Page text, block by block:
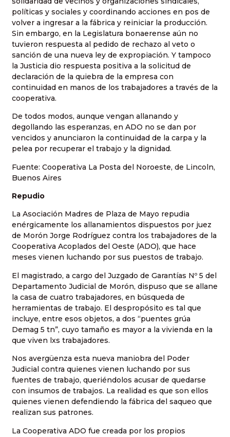
políticas y sociales y coordinando acciones en pos de
volver a ingresar a la fábrica y reiniciar la producción.
Sin embargo, en la Legislatura bonaerense aún no
tuvieron respuesta al pedido de rechazo al veto o
sanción de una nueva ley de expropiación. Y tampoco
la Justicia dio respuesta positiva a la solicitud de
declaración de la quiebra de la empresa con
continuidad en manos de los trabajadores a través de la
cooperativa.
De todos modos, aunque vengan allanando y
degollando las esperanzas, en ADO no se dan por
vencidos y anunciaron la continuidad de la carpa y la
pelea por recuperar el trabajo y la dignidad.
Fuente: Cooperativa La Posta del Noroeste, de Lincoln,
Buenos Aires
Repudio
La Asociación Madres de Plaza de Mayo repudia
enérgicamente los allanamientos dispuestos por juez
de Morón Jorge Rodríguez contra los trabajadores de la
Cooperativa Acoplados del Oeste (ADO), que hace
meses vienen luchando por sus puestos de trabajo.
El magistrado, a cargo del Juzgado de Garantías Nº 5 del
Departamento Judicial de Morón, dispuso que se allane
la casa de cuatro trabajadores, en búsqueda de
herramientas de trabajo. El despropósito es tal que
incluye, entre esos objetos, a dos “puentes grúa
Demag 5 tn”, cuyo tamaño es mayor a la vivienda en la
que viven lxs trabajadores.
Nos avergüenza esta nueva maniobra del Poder
Judicial contra quienes vienen luchando por sus
fuentes de trabajo, queriéndolos acusar de quedarse
con insumos de trabajos. La realidad es que son ellos
quienes vienen defendiendo la fábrica del saqueo que
realizan sus patrones.
La Cooperativa ADO fue creada por los propios